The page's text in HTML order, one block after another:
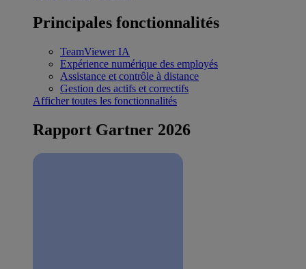
Principales fonctionnalités
TeamViewer IA
Expérience numérique des employés
Assistance et contrôle à distance
Gestion des actifs et correctifs
Afficher toutes les fonctionnalités
Rapport Gartner 2026